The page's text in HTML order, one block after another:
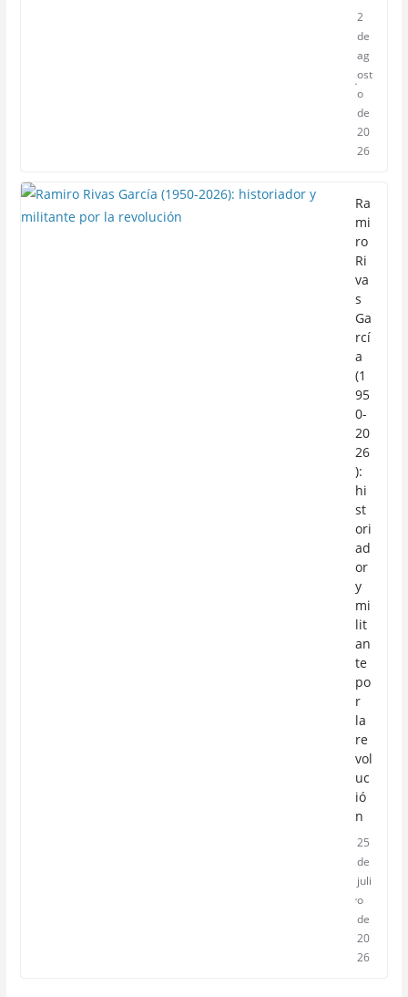
2
de
ag
ost
o
de
20
26
Ra
mi
ro
Ri
va
s
Ga
rcí
a
(1
95
0-
20
26
):
hi
st
ori
ad
or
y
mi
lit
an
te
po
r
la
re
vol
uc
ió
n
25
de
juli
o
de
20
26